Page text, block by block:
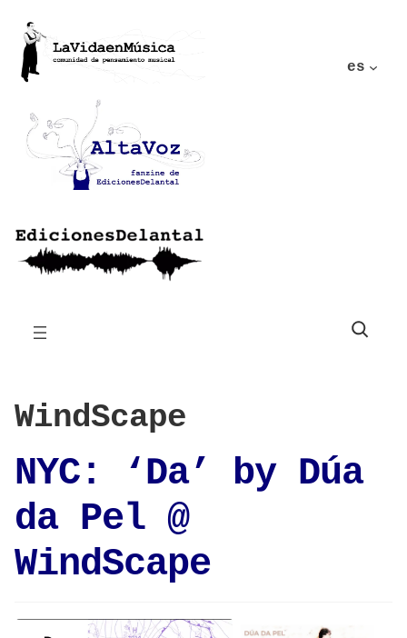
es
Buscar
WindScape
NYC: ‘Da’ by Dúa
da Pel @
WindScape